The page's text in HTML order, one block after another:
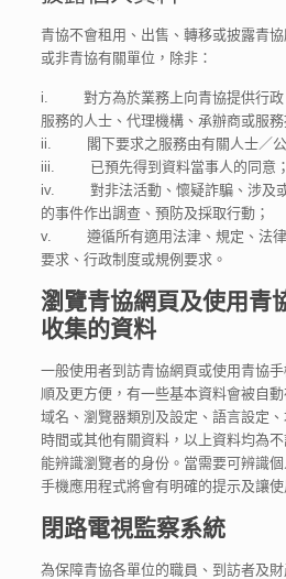
青協不會租用、出售、轉移或披露青
或非青協有關單位，除非：
i. 對方為於業務上向青協提供行政
服務的人士、代理機構、承辦商或服務
ii. 閣下要求之服務由有關人士／公
iii. 已預先得到資料當事人的同意；
iv. 對非法活動、懷疑詐騙、涉及或
的事件作出調查、預防及採取行動；
v. 遵循所有適用法津、規定、法律
要求、行政制度或規例要求。
瀏覽青協網頁及使用青
收集的資料
一般使用者到訪青協網頁或使用青協
順及更方便，有一些基本資料會被自
域名、瀏覽器類別及設定、語言設定
時間或其他有關資料，以上資料均為
能辨識瀏覽者的身份。當需要可辨識
手機應用程式將會有明確的提示及讓
閉路電視監察系統
為保障青協各單位的職員、到訪者及